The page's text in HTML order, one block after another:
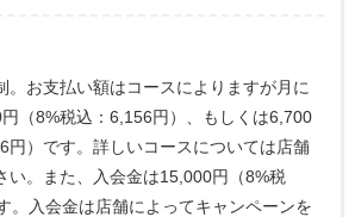
。お支払い額はコースによりますが月に
（8%税込：6,156円）、もしくは6,700
円）です。詳しいコースについては店舗
い。また、入会金は15,000円（8%税
。入会金は店舗によってキャンペーンを